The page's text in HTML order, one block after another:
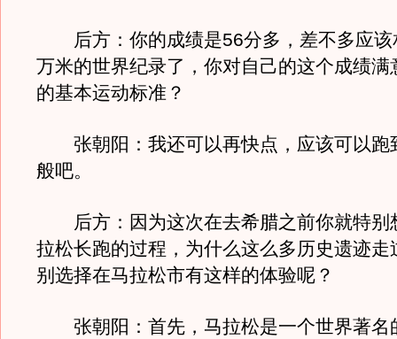
后方：你的成绩是56分多，差不多应该
万米的世界纪录了，你对自己的这个成绩满
的基本运动标准？
张朝阳：我还可以再快点，应该可以跑
般吧。
后方：因为这次在去希腊之前你就特别
拉松长跑的过程，为什么这么多历史遗迹走
别选择在马拉松市有这样的体验呢？
张朝阳：首先，马拉松是一个世界著名